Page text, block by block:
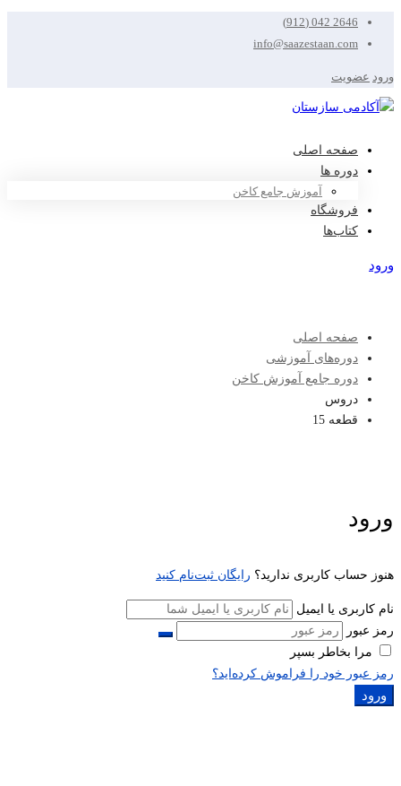
2646 042 (912)
info@saazestaan.com
ورود عضویت
صفحه اصلی
دوره ها
آموزش جامع کاخن
فروشگاه
کتاب‌ها
ورود
صفحه اصلی
دوره‌های آموزشی
دوره جامع آموزش کاخن
دروس
قطعه 15
ورود
هنوز حساب کاربری ندارید؟ رایگان ثبت‌نام کنید
نام کاربری یا ایمیل
رمز عبور
مرا بخاطر بسپر
رمز عبور خود را فراموش کرده‌اید؟
ورود